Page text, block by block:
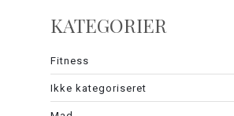
KATEGORIER
Fitness
Ikke kategoriseret